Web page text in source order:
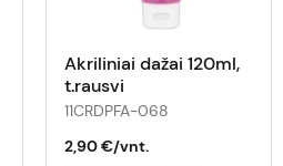
Akriliniai dažai 120ml,
t.rausvi
11CRDPFA-068
2,90 €/vnt.